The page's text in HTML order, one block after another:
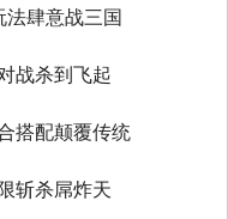
肆意战三国
战杀到飞起
搭配颠覆传统
斩杀屌炸天